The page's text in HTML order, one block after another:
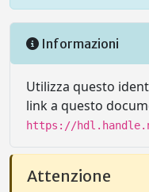
Informazioni
Utilizza questo
link a questo
https://
Attenzione